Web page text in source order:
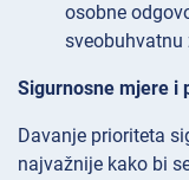
osobne
Sigurnosne mjere i
Davanje prioriteta
najvažnije kako bi